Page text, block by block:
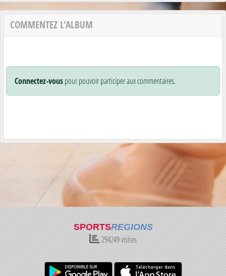
COMMENTEZ L'ALBUM
Connectez-vouspour pouvoir participer aux commentaires.
SPORTSREGIONS
294249visites